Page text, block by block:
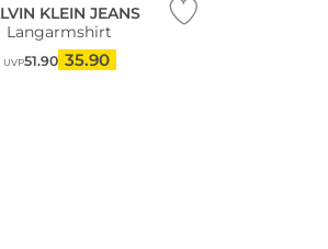
KLEIN JEANS
Langarmshirt
UVP51.90 35.90